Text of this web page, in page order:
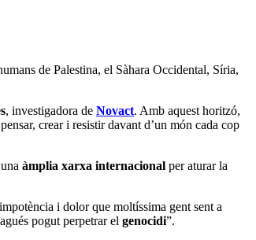
de Palestina, el Sàhara Occidental, Síria,
, investigadora de Novact. Amb aquest horitzó,
crear i resistir davant d’un món cada cop
àmplia xarxa internacional per aturar la
i dolor que moltíssima gent sent a
pogut perpetrar el genocidi”.